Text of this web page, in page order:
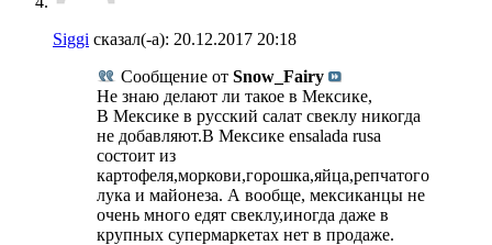
Siggi сказал(-а): 20.12.2017 20:18
Сообщение от Snow_Fairy
Не знаю делают ли такое в Мексике,
В Мексике в русский салат свеклу никогда
не добавляют.В Мексике ensalada rusa
состоит из
картофеля,моркови,горошка,яйца,репчатого
лука и майонеза. А вообще, мексиканцы не
очень много едят свеклу,иногда даже в
крупных супермаркетах нет в продаже.